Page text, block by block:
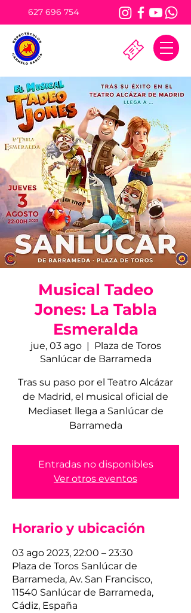
627 696 754
Musical Tadeo
Jones: La Tabla
Esmeralda
jue, 03 ago
  |
Plaza de Toros
Sanlúcar de Barrameda
Tras su paso por el Teatro Alcázar
de Madrid, el musical oficial de
Mediaset llega a Sanlúcar de
Barrameda
Entradas no disponibles
Ver otros eventos
Horario y ubicación
03 ago 2023, 22:00 – 23:30
Plaza de Toros Sanlúcar de
Barrameda, Av. San Francisco,
11540 Sanlúcar de Barrameda,
Cádiz, España